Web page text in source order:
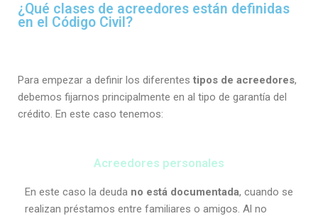
¿Qué clases de acreedores están definidas
en el Código Civil?
Para empezar a definir los diferentes tipos de acreedores,
debemos fijarnos principalmente en al tipo de garantía del
crédito. En este caso tenemos:
Acreedores personales
En este caso la deuda no está documentada, cuando se
realizan préstamos entre familiares o amigos. Al no